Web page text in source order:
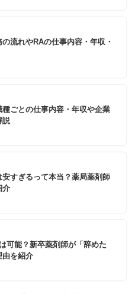
流れやRAの仕事内容・年収・
ごとの仕事内容・年収や企業
説
すぎるって本当？薬局薬剤師
介
可能？新卒薬剤師が「辞めた
由を紹介